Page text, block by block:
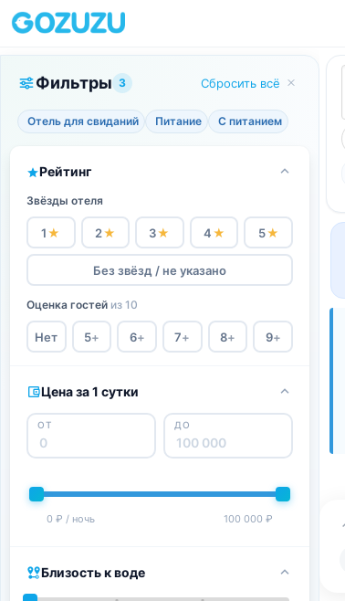
Фильтры 3 Сбросить всё
Отель для свиданий Питание С питанием
Рейтинг
Звёзды отеля
1★ 2★ 3★ 4★ 5★
Без звёзд / не указано
Оценка гостей из 10
Нет 5+ 6+ 7+ 8+ 9+
Цена за 1 сутки
ОТ ДО
0 ₽ / ночь 100 000 ₽
Близость к воде